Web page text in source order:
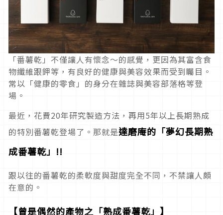
「番薯乾」不僅讓人有懷念～的感覺，更因為其富含食
物纖維跟鉀等，有良好的健康與美容效果而受到矚目。
常以「健康的零食」的身分在雜誌與美容部落格等登
場。
最近，花費20年研究製造方法，再用5年以上長期熟成
的特別番薯乾登場了。那就是達磨庵的「夢幻長期熟
成番薯乾」!!
跟以往的番薯乾的柔軟度與甜度完全不同，不禁讓人頗
在意的。
【曾是偶然的產物之「熟成番薯乾」】